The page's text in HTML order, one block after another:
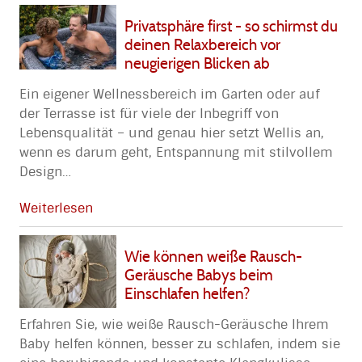
Privatsphäre first - so schirmst du
deinen Relaxbereich vor
neugierigen Blicken ab
Ein eigener Wellnessbereich im Garten oder auf
der Terrasse ist für viele der Inbegriff von
Lebensqualität – und genau hier setzt Wellis an,
wenn es darum geht, Entspannung mit stilvollem
Design…
Weiterlesen
Wie können weiße Rausch-
Geräusche Babys beim
Einschlafen helfen?
Erfahren Sie, wie weiße Rausch-Geräusche Ihrem
Baby helfen können, besser zu schlafen, indem sie